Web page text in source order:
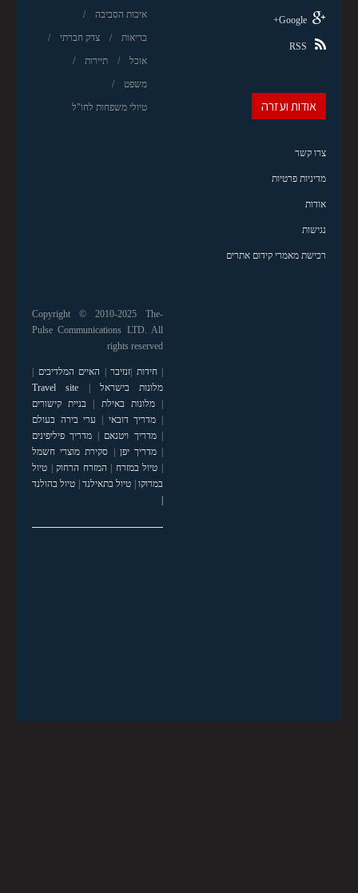
איכות הסביבה
בריאות צדק חברתי
אוכל תיירות
משפט
טיולי משפחות לחו"ל
Google+
RSS
אודות ועזרה
צרו קשר
מדיניות פרטיות
אודות
נגישות
רכישת מאמרי קידום אתרים
Copyright © 2010-2025 The-
Pulse Communications LTD. All
rights reserved
|חידות |זנזיבר | האיים המלדיבים |
מלונות בישראל |
Travel site
|מלונות באילת | בניית קישורים
| מדריך דובאי | ערי בירה בעולם
|מדריך ויטנאם | מדריך פיליפינים
|מדריך יפן | סקירת מוצרי חשמל
| טיול במזרח | המזרח הרחוק| טיול
במרוקו| טיול בתאילנד| טיול בהולנד
|